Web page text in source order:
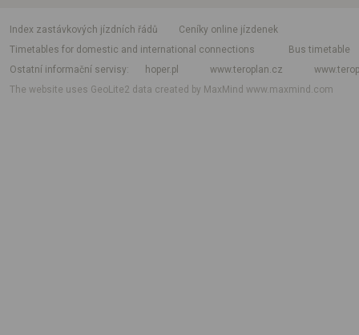
index zastávkových jízdních řádů
Ceníky online jízdenek
Timetables for domestic and international connections
Bus timetable
Ostatní informační servisy
hoper.pl www.teroplan.cz
The website uses GeoLite2 data created by MaxMindwww.maxmind.com